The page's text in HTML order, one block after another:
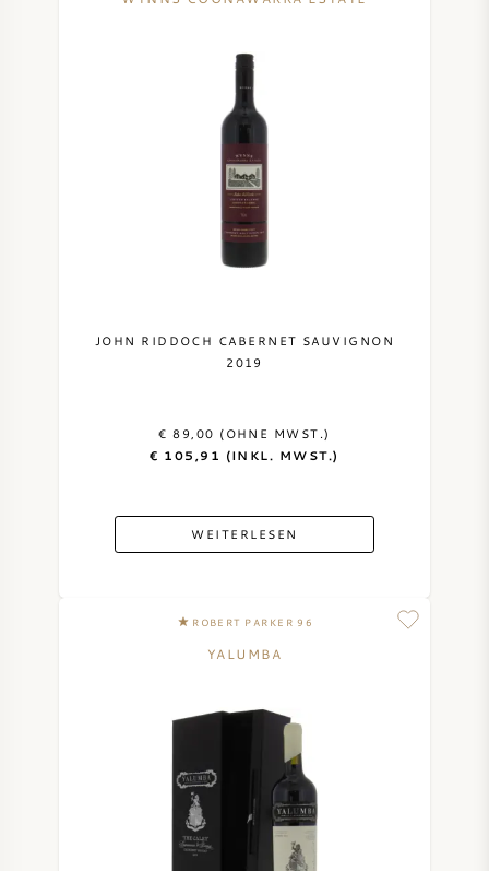
JOHN RIDDOCH CABERNET SAUVIGNON
2019
€ 89,00 (OHNE MWST.)
€ 105,91 (INKL. MWST.)
WEITERLESEN
ROBERT PARKER 96
YALUMBA